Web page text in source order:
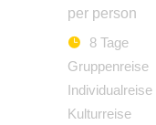
per person
8 Tage
Gruppenreise
Kulturreise